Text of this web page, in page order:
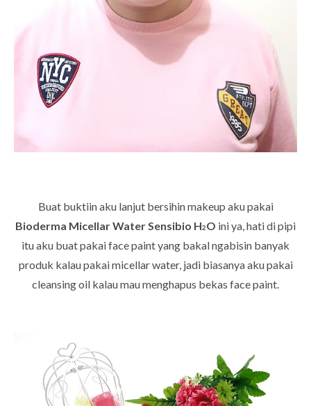
Buat buktiin aku lanjut bersihin makeup aku pakai
Bioderma Micellar Water Sensibio H2O ini ya, hati di pipi
itu aku buat pakai face paint yang bakal ngabisin banyak
produk kalau pakai micellar water, jadi biasanya aku pakai
cleansing oil kalau mau menghapus bekas face paint.